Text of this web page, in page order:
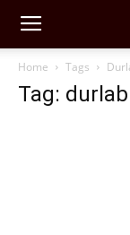
Home Tags
Tag: